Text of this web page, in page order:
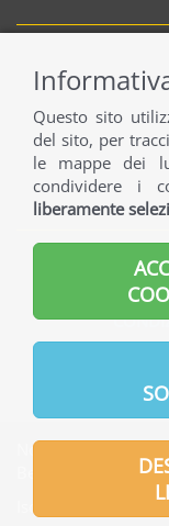
Norama S.r.l. |
Iscritta presso
Questo sito
del sito, per
le mappe dei
condividere i
liberamente